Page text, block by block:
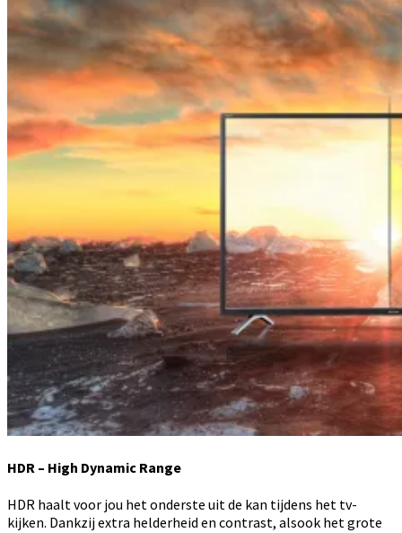
HDR – High Dynamic Range
HDR haalt voor jou het onderste uit de kan tijdens het tv-
kijken. Dankzij extra helderheid en contrast, alsook het grote